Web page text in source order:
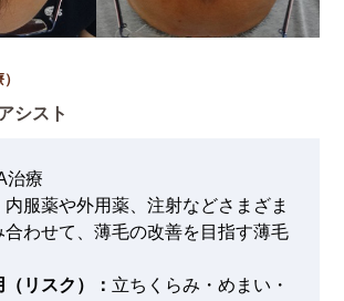
シスト
治療
内服薬や外用薬、注射などさまざま
合わせて、薄毛の改善を目指す薄毛
リスク）： 立ちくらみ・めまい・